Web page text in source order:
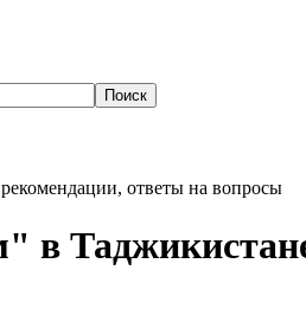
ответы на вопросы
в